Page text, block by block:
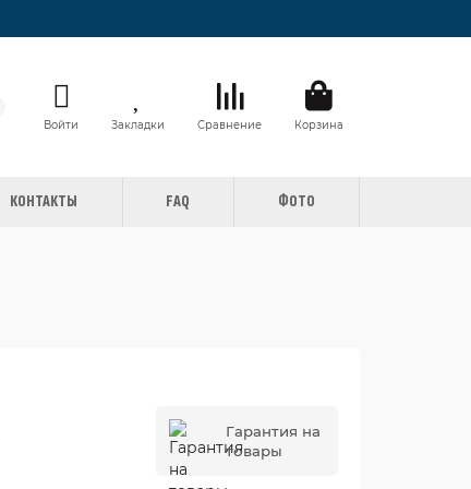
Войти Закладки Сравнение Корзина
КОНТАКТЫ FAQ ФОТО
Гарантия на
товары